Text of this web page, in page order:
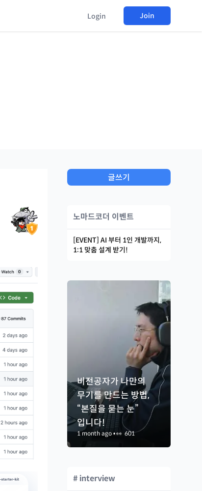
Login Join
글쓰기
노마드코더 이벤트
[EVENT] AI 부터 1인 개발까지,
1:1 맞춤 설계 받기!
비전공자가 나만의
무기를 만드는 방법,
“본질을 묻는 눈”
입니다!
1 month ago•👀 601
# interview